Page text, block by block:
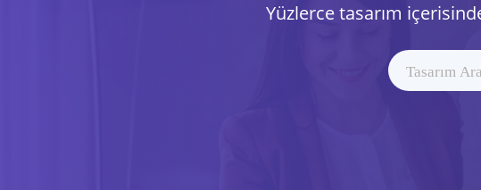
Yüzlerce tasarım